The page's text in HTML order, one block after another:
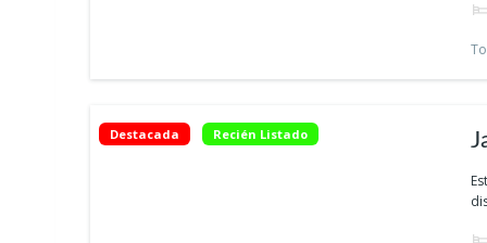
Destacada Recién Listado